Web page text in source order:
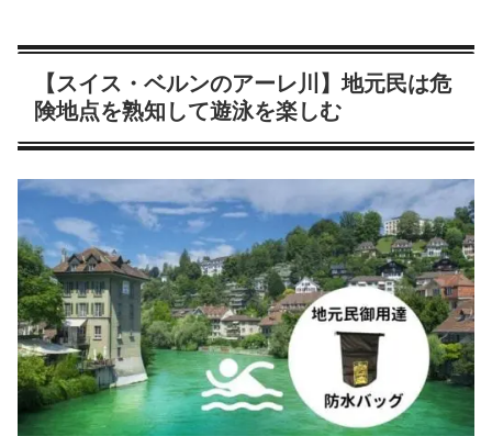
【スイス・ベルンのアーレ川】地元民は危
険地点を熟知して遊泳を楽しむ